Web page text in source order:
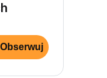
Obserwuj